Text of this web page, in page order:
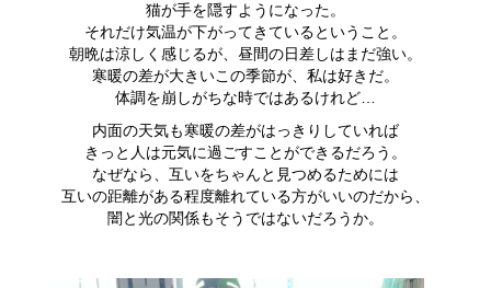
猫が手を隠すようになった。
それだけ気温が下がってきているということ。
朝晩は涼しく感じるが、昼間の日差しはまだ強い。
寒暖の差が大きいこの季節が、私は好きだ。
体調を崩しがちな時ではあるけれど…
内面の天気も寒暖の差がはっきりしていれば
きっと人は元気に過ごすことができるだろう。
なぜなら、互いをちゃんと見つめるためには
互いの距離がある程度離れている方がいいのだから、
闇と光の関係もそうではないだろうか。